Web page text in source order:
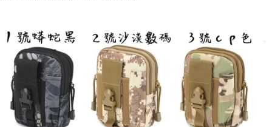
1.分期款項不併入電信帳單，「大哥付你分期」於每月結算日後寄送繳費提
醒簡訊。
2.透過簡訊連結打開帳單後，可選擇「超商條碼／台灣大直營門市／銀行轉
帳／街口支付／iPASS MONEY」等通路繳費。
【注意事項】
1.本服務係由「台灣大哥大股份有限公司」（以下簡稱本公司）所提供，讓
用戶於交易時，得透過本服務購買商品或服務，並由商店將買賣／分期付款
買賣價金債權讓與本公司後，依約使用本公司帳單繳交帳款。
【「AFTEE先享後付」結帳流程】
１．於結帳方式選擇「AFTEE先享後付」後，將跳轉至「AFTEE先享後付」
結帳頁面，進行簡訊認證並確認金額後，即可完成結帳。
２．訂單成立數日內，您將收到繳費通知簡訊。
３．收到繳費通知簡訊後14天內，點擊此簡訊中的連結，可透過四大超商／
ATM／網路銀行／等多元方式進行付款，方視為交易完成。
※ 請注意：結帳手續完成當下不需立刻繳費，但若您需要取消訂單，請聯絡
購買商品的店家。未經商家同意取消之訂單仍視為有效，需透過AFTEE先享
後付繳納相關費用。
全家取貨付款
每筆NT$60，滿NT$1,200(含以上)免運費
付款後全家取貨
每筆NT$60，滿NT$1,200(含以上)免運費
7-11取貨付款